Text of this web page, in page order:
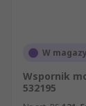
W
Wspornik
532195